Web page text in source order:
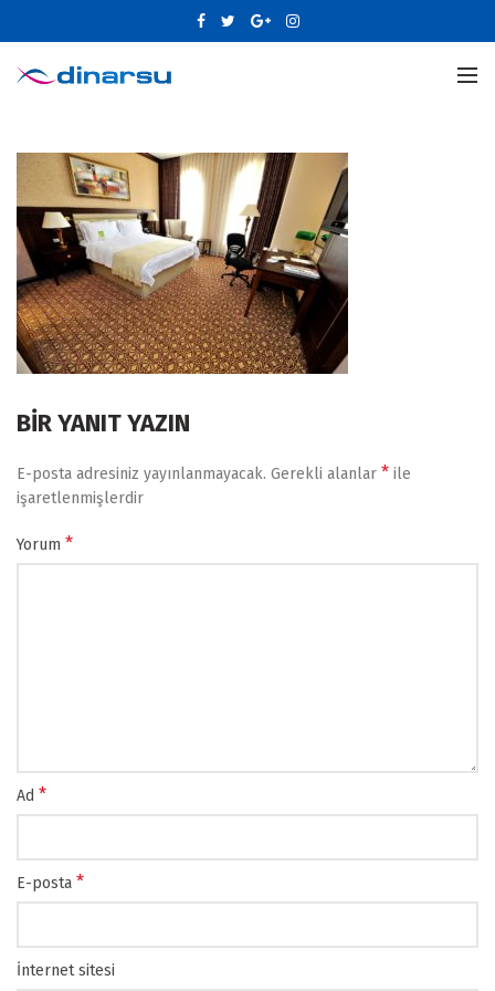
BIR YANIT YAZIN
E-posta adresiniz yayınlanmayacak. Gerekli alanlar * ile
işaretlenmişlerdir
Yorum *
Ad *
E-posta *
İnternet sitesi